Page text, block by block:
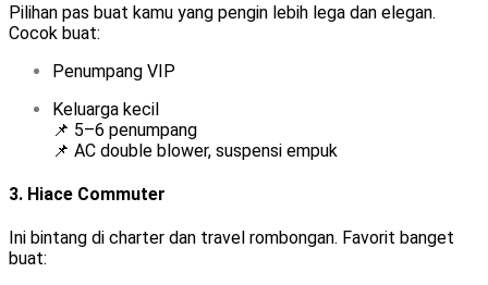
Pilihan pas buat kamu yang pengin lebih lega dan elegan.
Cocok buat:
Penumpang VIP
Keluarga kecil
📌 5–6 penumpang
📌 AC double blower, suspensi empuk
3. Hiace Commuter
Ini bintang di charter dan travel rombongan. Favorit banget
buat: